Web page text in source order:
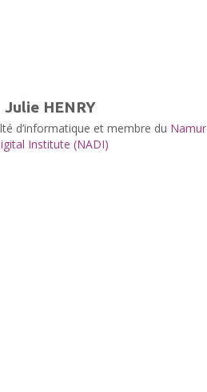
Julie HENRY
d’informatique et membre du Namur
Institute (NADI)